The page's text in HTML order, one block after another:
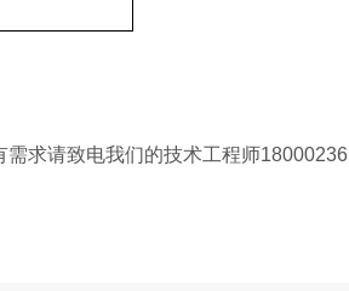
求请致电我们的技术工程师